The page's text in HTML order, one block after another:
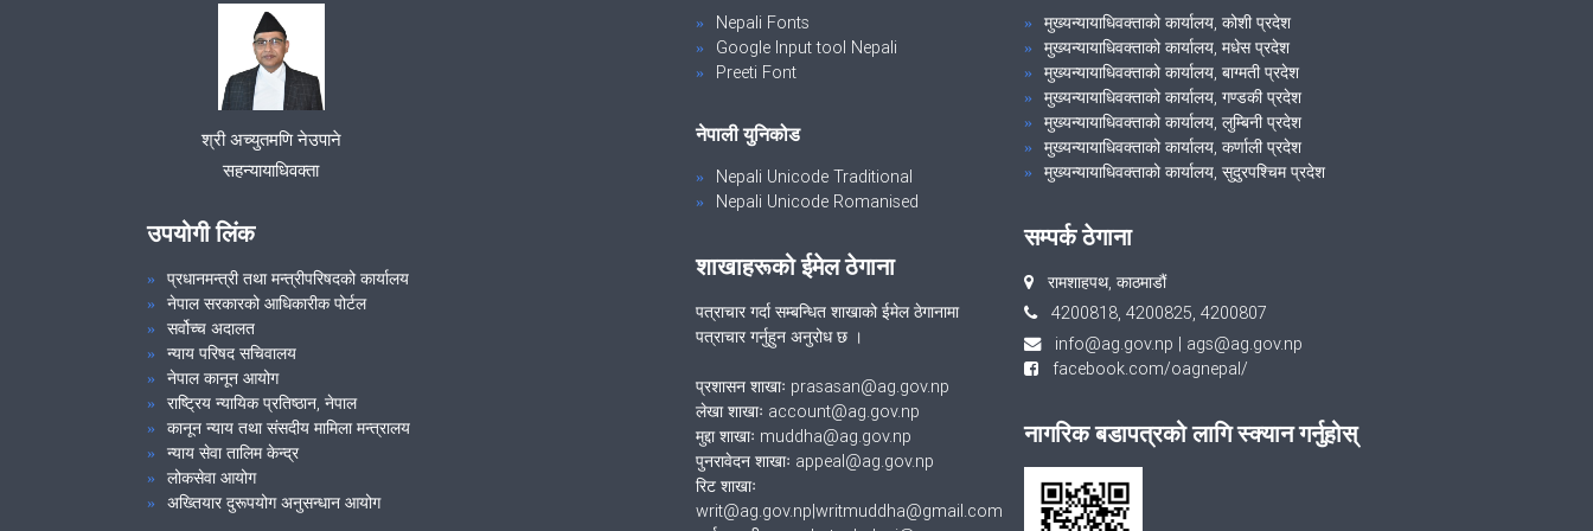
श्री अच्युतमणि नेउपाने
सहन्यायाधिवक्ता
उपयोगी लिंक
प्रधानमन्त्री तथा मन्त्रीपरिषदको कार्यालय
नेपाल सरकारको आधिकारीक पोर्टल
सर्वोच्च अदालत
न्याय परिषद सचिवालय
नेपाल कानून आयोग
राष्ट्रिय न्यायिक प्रतिष्ठान, नेपाल
कानून न्याय तथा संसदीय मामिला मन्त्रालय
न्याय सेवा तालिम केन्द्र
लोकसेवा आयोग
अख्तियार दुरूपयोग अनुसन्धान आयोग
Nepali Fonts
Google Input tool Nepali
Preeti Font
नेपाली युनिकोड
Nepali Unicode Traditional
Nepali Unicode Romanised
शाखाहरूको ईमेल ठेगाना
पत्राचार गर्दा सम्बन्धित शाखाको ईमेल ठेगानामा
पत्राचार गर्नुहुन अनुरोध छ ।
प्रशासन शाखाः prasasan@ag.gov.np
लेखा शाखाः account@ag.gov.np
मुद्दा शाखाः muddha@ag.gov.np
पुनरावेदन शाखाः appeal@ag.gov.np
रिट शाखाः
writ@ag.gov.np|writmuddha@gmail.com
मुख्यन्यायाधिवक्ताको कार्यालय, कोशी प्रदेश
मुख्यन्यायाधिवक्ताको कार्यालय, मधेस प्रदेश
मुख्यन्यायाधिवक्ताको कार्यालय, बाग्मती प्रदेश
मुख्यन्यायाधिवक्ताको कार्यालय, गण्डकी प्रदेश
मुख्यन्यायाधिवक्ताको कार्यालय, लुम्बिनी प्रदेश
मुख्यन्यायाधिवक्ताको कार्यालय, कर्णाली प्रदेश
मुख्यन्यायाधिवक्ताको कार्यालय, सुदुरपश्चिम प्रदेश
सम्पर्क ठेगाना
रामशाहपथ, काठमाडौं
4200818, 4200825, 4200807
info@ag.gov.np | ags@ag.gov.np
facebook.com/oagnepal/
नागरिक बडापत्रको लागि स्क्यान गर्नुहोस्